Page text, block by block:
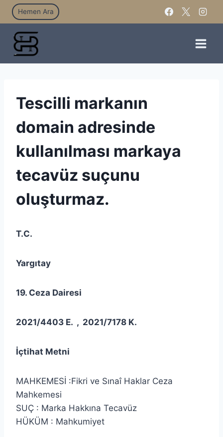
Hemen Ara
Tescilli markanın
domain adresinde
kullanılması markaya
tecavüz suçunu
oluşturmaz.
T.C.
Yargıtay
19. Ceza Dairesi
2021/4403 E. , 2021/7178 K.
İçtihat Metni
MAHKEMESİ :Fikri ve Sınaî Haklar Ceza
Mahkemesi
SUÇ : Marka Hakkına Tecavüz
HÜKÜM : Mahkumiyet